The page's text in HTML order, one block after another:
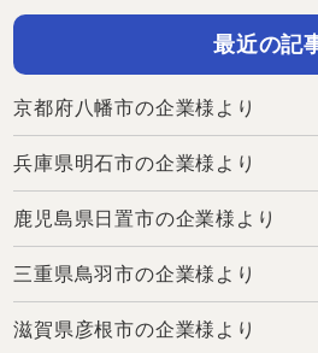
最近の記
京都府八幡市の企業様より
兵庫県明石市の企業様より
鹿児島県日置市の企業様より
三重県鳥羽市の企業様より
滋賀県彦根市の企業様より